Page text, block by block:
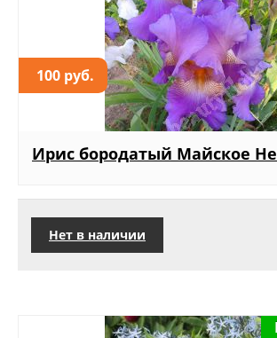
100 руб.
Ирис бородатый Майское
Нет в наличии